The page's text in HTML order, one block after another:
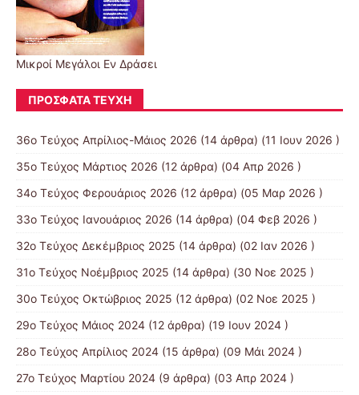
Μικροί Μεγάλοι Εν Δράσει
ΠΡΌΣΦΑΤΑ ΤΕΎΧΗ
36ο Τεύχος Απρίλιος-Μάιος 2026 (14 άρθρα) (11 Ιουν 2026 )
35ο Τεύχος Μάρτιος 2026 (12 άρθρα) (04 Απρ 2026 )
34ο Τεύχος Φερουάριος 2026 (12 άρθρα) (05 Μαρ 2026 )
33ο Τεύχος Ιανουάριος 2026 (14 άρθρα) (04 Φεβ 2026 )
32ο Τεύχος Δεκέμβριος 2025 (14 άρθρα) (02 Ιαν 2026 )
31ο Τεύχος Νοέμβριος 2025 (14 άρθρα) (30 Νοε 2025 )
30ο Τεύχος Οκτώβριος 2025 (12 άρθρα) (02 Νοε 2025 )
29ο Τεύχος Μάιος 2024 (12 άρθρα) (19 Ιουν 2024 )
28ο Τεύχος Απρίλιος 2024 (15 άρθρα) (09 Μάι 2024 )
27ο Τεύχος Μαρτίου 2024 (9 άρθρα) (03 Απρ 2024 )